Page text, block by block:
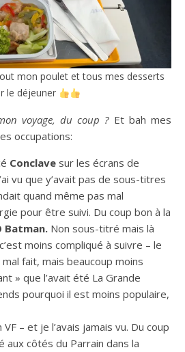
mon poulet et tous mes desserts
le déjeuner
voyage, du coup ? Et bah mes
occupations:
Conclave sur les écrans de
vu que y’avait pas de sous-titres
quand même pas mal
pour être suivi. Du coup bon à la
Batman. Non sous-titré mais là
moins compliqué à suivre – le
fait, mais beaucoup moins
» que l’avait été La Grande
pourquoi il est moins populaire,
VF – et je l’avais jamais vu. Du coup
aux côtés du Parrain dans la